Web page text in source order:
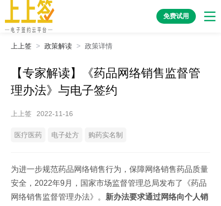
免费试用
上上签 > 政策解读 > 政策详情
【专家解读】《药品网络销售监督管
理办法》与电子签约
上上签 2022-11-16
医疗医药 电子处方 购药实名制
为进一步规范药品网络销售行为，保障网络销售药品质量
安全，2022年9月，国家市场监督管理总局发布了《药品
网络销售监督管理办法》。 新办法要求通过网络向个人销